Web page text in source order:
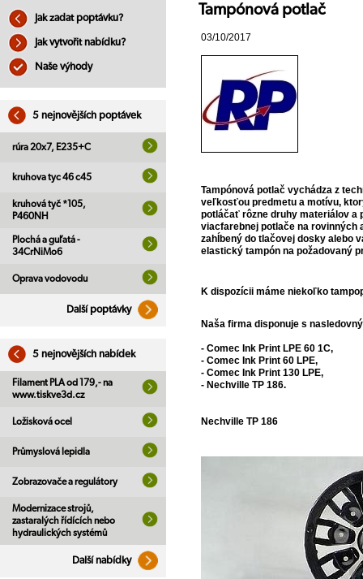
Jak zadat poptávku?
Jak vytvořit nabídku?
Naše výhody
5 nejnovějších poptávek
rúra 20x7, E235+C
kruhova tyc 46 c45
kruhová tyč *105,
P460NH
Plochá a guľatá -
34CrNiMo6
Oprava vodovodu
Další poptávky
5 nejnovějších nabídek
Filament PLA od 179,- na
www.tiskve3d.cz
Ložisková ocel
Průmyslová lepidla
Zobrazovače a regulátory
Modernizace strojů,
zastaralých řídících nebo
hydraulických systémů
Další nabídky
Tampónová potlač
03/10/2017
Tampónová potlač vychádza z
veľkosťou predmetu a motívu,
potláčať rôzne druhy materiálov a
viacfarebnej potlače na rovinných
zahĺbený do tlačovej dosky alebo
elastický tampón na požadovaný
K dispozícii máme niekoľko
Naša firma disponuje s
- Comec Ink Print LPE 60 1C,
- Comec Ink Print 60 LPE,
- Comec Ink Print 130 LPE,
- Nechville TP 186.
Nechville TP 186